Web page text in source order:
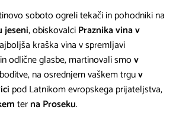
soboto ogreli tekači in pohodniki na
jeseni, obiskovalciPraznika vina v
kraška vina v spremljavi
odlične glasbe, martinovali smov
na osrednjem vaškem trguv
pod Latnikom evropskega prijateljstva,
terna Proseku.